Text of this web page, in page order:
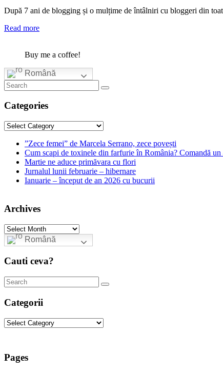
După 7 ani de blogging și o mulțime de întâlniri cu bloggeri din
Read more
Buy me a coffee!
Română
Categories
Categories
”Zece femei” de Marcela Serrano, zece povești
Cum scapi de toxinele din farfurie în România? Comandă
Martie ne aduce primăvara cu flori
Jurnalul lunii februarie – hibernare
Ianuarie – început de an 2026 cu bucurii
Archives
Archives
Română
Cauti ceva?
Categorii
Categorii
Pages